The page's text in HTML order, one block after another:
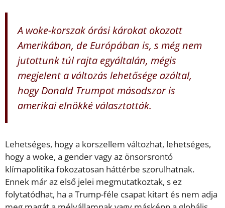
A woke-korszak órási károkat okozott
Amerikában, de Európában is, s még nem
jutottunk túl rajta egyáltalán, mégis
megjelent a változás lehetősége azáltal,
hogy Donald Trumpot másodszor is
amerikai elnökké választották.
Lehetséges, hogy a korszellem változhat, lehetséges,
hogy a woke, a gender vagy az önsorsrontó
klímapolitika fokozatosan háttérbe szorulhatnak.
Ennek már az első jelei megmutatkoztak, s ez
folytatódhat, ha a Trump-féle csapat kitart és nem adja